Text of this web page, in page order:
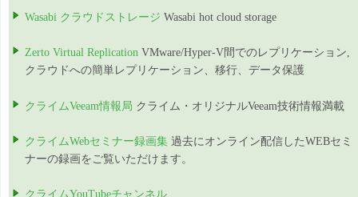
Wasabi クラウドストレージ Wasabi hot cloud storage
Zerto Virtual Replication VMware/Hyper-V間でのレプリケーション,
クラウドへの簡単レプリケーション、移行、データ保護
クライムVeeam情報局 クライム・オリジナルVeeam技術情報満載
クライムWebセミナー録画集 過去にオンライン配信したWEBセミ
ナーの録画をご覧いただけます。
クライムYouTubeチャンネル